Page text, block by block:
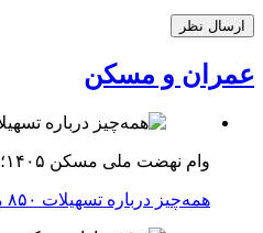
عمران و مسکن
وام نهضت ملی مسکن ۱۴۰۵؛
همه‌چیز درباره تسهیلات ۸۵۰ میلیونی